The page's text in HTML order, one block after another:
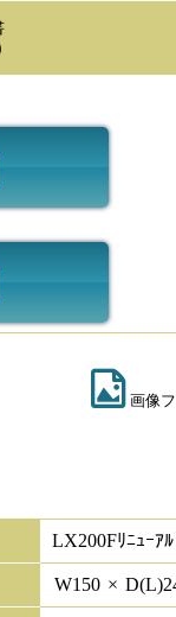
画像
LX200Fﾘﾆｭｰｱﾙ
W150 × D(L)